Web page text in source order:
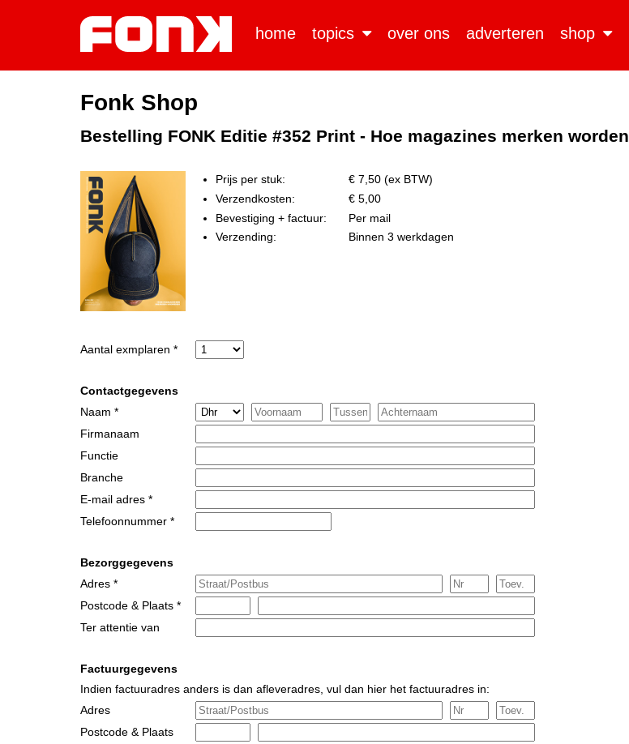
home topics over ons adverteren shop
Fonk Shop
Bestelling FONK Editie #352 Print - Hoe magazines merken worden
Prijs per stuk:
€ 7,50 (ex BTW)
Verzendkosten:
€ 5,00
Bevestiging + factuur:
Per mail
Verzending:
Binnen 3 werkdagen
Aantal exmplaren *
Contactgegevens
Naam *
Firmanaam
Functie
Branche
E-mail adres *
Telefoonnummer *
Bezorggegevens
Adres *
Postcode & Plaats *
Ter attentie van
Factuurgegevens
Indien factuuradres anders is dan afleveradres, vul dan hier het factuuradres in:
Adres
Postcode & Plaats